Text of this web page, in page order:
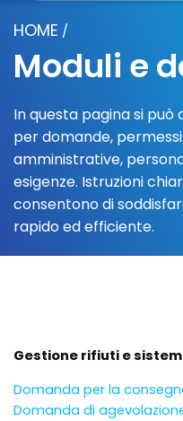
HOME /
Moduli e
In questa pagina si
per domande,
amministrative,
esigenze. Istruzioni
consentono di
rapido ed efficiente.
Gestione rifiuti e
Domanda per la
Domanda di